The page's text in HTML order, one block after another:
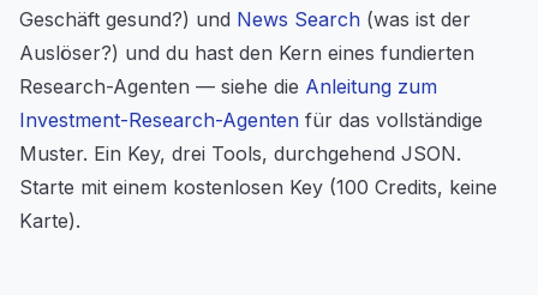
Geschäft gesund?) und News Search (was ist der
Auslöser?) und du hast den Kern eines fundierten
Research-Agenten — siehe die Anleitung zum
Investment-Research-Agenten für das vollständige
Muster. Ein Key, drei Tools, durchgehend JSON.
Starte mit einem kostenlosen Key (100 Credits, keine
Karte).